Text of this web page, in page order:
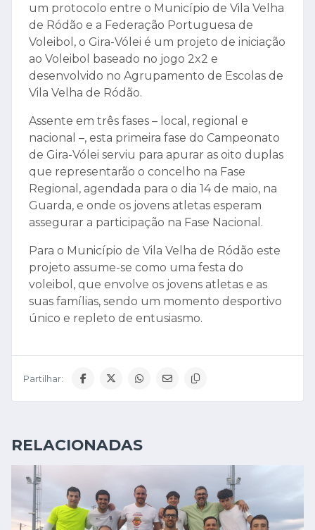
um protocolo entre o Município de Vila Velha
de Ródão e a Federação Portuguesa de
Voleibol, o Gira-Vólei é um projeto de iniciação
ao Voleibol baseado no jogo 2x2 e
desenvolvido no Agrupamento de Escolas de
Vila Velha de Ródão.
Assente em três fases – local, regional e
nacional –, esta primeira fase do Campeonato
de Gira-Vólei serviu para apurar as oito duplas
que representarão o concelho na Fase
Regional, agendada para o dia 14 de maio, na
Guarda, e onde os jovens atletas esperam
assegurar a participação na Fase Nacional.
Para o Município de Vila Velha de Ródão este
projeto assume-se como uma festa do
voleibol, que envolve os jovens atletas e as
suas famílias, sendo um momento desportivo
único e repleto de entusiasmo.
Partilhar:
RELACIONADAS